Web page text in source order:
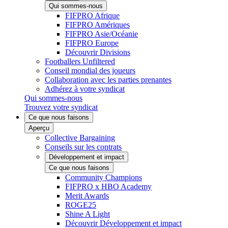
Qui sommes-nous
FIFPRO Afrique
FIFPRO Amériques
FIFPRO Asie/Océanie
FIFPRO Europe
Découvrir Divisions
Footballers Unfiltered
Conseil mondial des joueurs
Collaboration avec les parties prenantes
Adhérez à votre syndicat
Qui sommes-nous
Trouvez votre syndicat
Ce que nous faisons
Aperçu
Collective Bargaining
Conseils sur les contrats
Développement et impact
Ce que nous faisons
Community Champions
FIFPRO x HBO Academy
Merit Awards
ROGE25
Shine A Light
Découvrir Développement et impact